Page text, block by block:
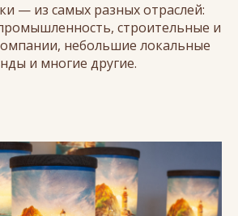
— из самых разных отраслей:
строительные и
небольшие локальные
и многие другие.